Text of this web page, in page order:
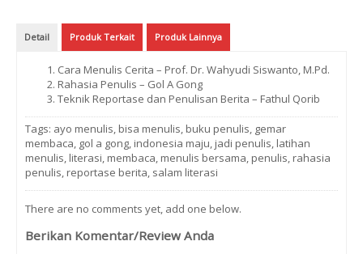
Detail Produk Terkait Produk Lainnya
Cara Menulis Cerita – Prof. Dr. Wahyudi Siswanto, M.Pd.
Rahasia Penulis – Gol A Gong
Teknik Reportase dan Penulisan Berita – Fathul Qorib
Tags: ayo menulis, bisa menulis, buku penulis, gemar
membaca, gol a gong, indonesia maju, jadi penulis, latihan
menulis, literasi, membaca, menulis bersama, penulis, rahasia
penulis, reportase berita, salam literasi
There are no comments yet, add one below.
Berikan Komentar/Review Anda